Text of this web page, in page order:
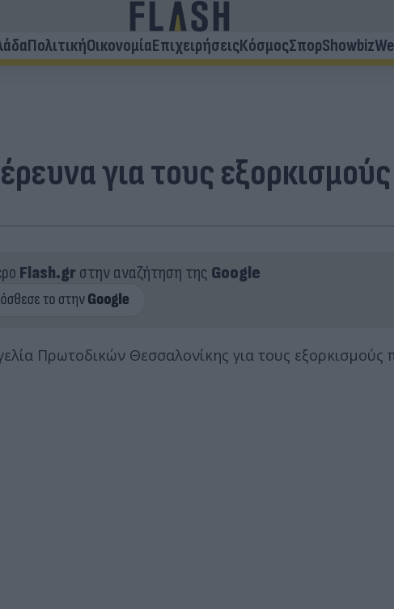
ΠολιτικήΟικονομίαΕπιχειρήσειςΚόσμοςΣπορShowbiz
για τους
Flash.grστην αναζήτηση της Google
Πρωτοδικών Θεσσαλονίκης για τους εξορκισμούς